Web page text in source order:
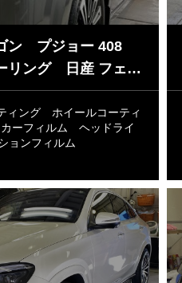
ン プジョー 408
リング 日産 フェア
コーティング 窓ガ
ールコーティング
ルム その他
ィング
ホイールコーティ
カーフィルム
ヘッドライ
ョンフィルム